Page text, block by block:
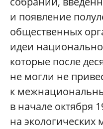
и появление
общественных
идеи
которые после
не могли не
к
в начале октября
на экологических